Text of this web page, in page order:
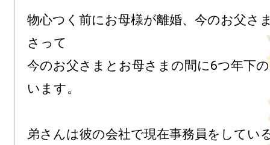
物心つく前にお母様が離婚、今のお父さ
さって
今のお父さまとお母さまの間に6つ年下
います。
弟さんは彼の会社で現在事務員をしてい